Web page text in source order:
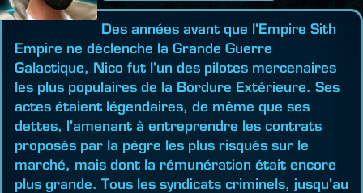
Des années avant que l'Empire Sith
Empire ne déclenche la Grande Guerre
Galactique, Nico fut l'un des pilotes mercenaires
les plus populaires de la Bordure Extérieure. Ses
actes étaient légendaires, de même que ses
dettes, l'amenant à entreprendre les contrats
proposés par la pègre les plus risqués sur le
marché, mais dont la rémunération était encore
plus grande. Tous les syndicats criminels, jusqu'au